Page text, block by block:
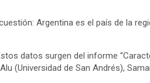
Argentina es el país de la
datos surgen del informe
(Universidad de San Andrés),